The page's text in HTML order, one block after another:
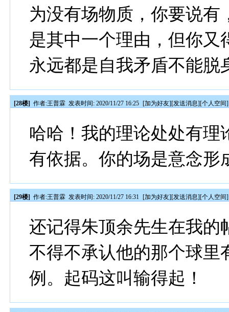
为没有场物质，你要说有
是其中一个理由，但你又
永远都是自我矛盾不能脱
[28楼] 作者:王普霖 发表时间: 2020/11/27 16:25 [加为好友][发送消息][个人空间]
哈哈！我的理论处处有理
有依据。你的场是意念形
[29楼] 作者:王普霖 发表时间: 2020/11/27 16:31 [加为好友][发送消息][个人空间]
还记得朱顶余先生在我的
不得不承认他的那个球里
例。起码这叫输得起！